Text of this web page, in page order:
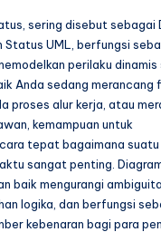
sering disebut sebagai
Status UML, berfungsi
perilaku
Anda sedang merancang
proses alur kerja, atau
kemampuan untuk
tepat bagaimana suatu
sangat penting.
baik mengurangi
logika, dan berfungsi
kebenaran bagi para